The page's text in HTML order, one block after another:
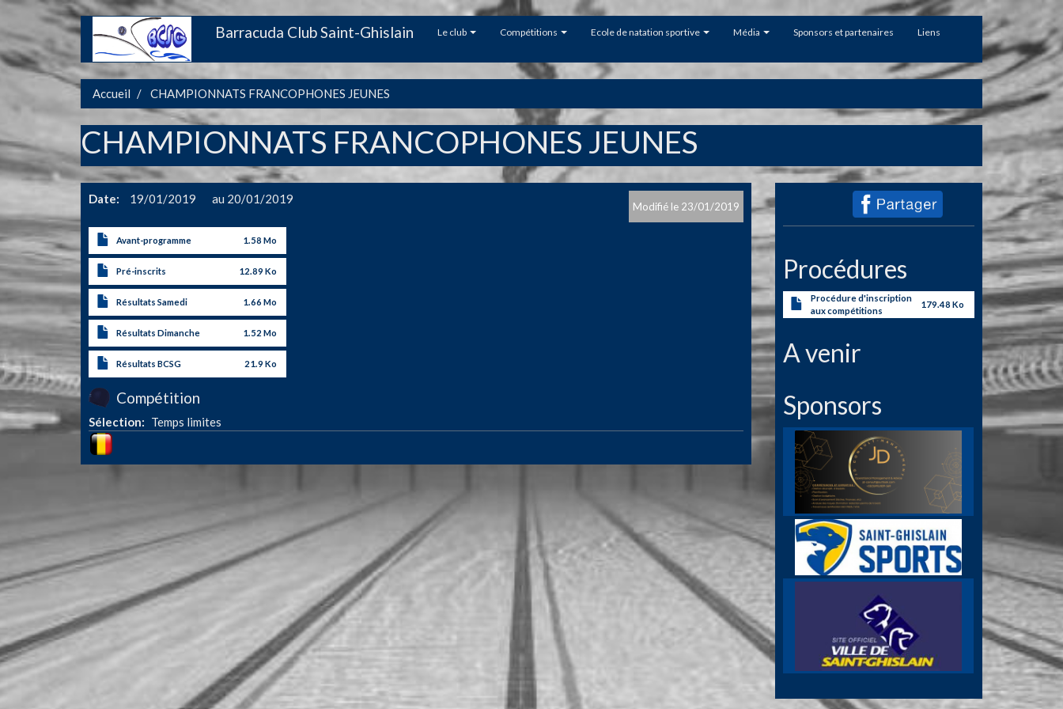
au
contenu
principal
Barracuda Club Saint-Ghislain
Main
navigation
Le club Compétitions Ecole de natation sportive Média Sponsors et partenaires Liens
Accueil CHAMPIONNATS FRANCOPHONES JEUNES
CHAMPIONNATS FRANCOPHONES JEUNES
23/01/2019
Date 19/01/2019 20/01/2019
Avant-programme 1.58 Mo
Pré-inscrits 12.89 Ko
Résultats Samedi 1.66 Mo
Résultats Dimanche 1.52 Mo
Résultats BCSG 21.9 Ko
Compétition
Sélection
Temps limites
Image
Procédures
Procédure d'inscription
aux compétitions
179.48 Ko
A venir
Sponsors